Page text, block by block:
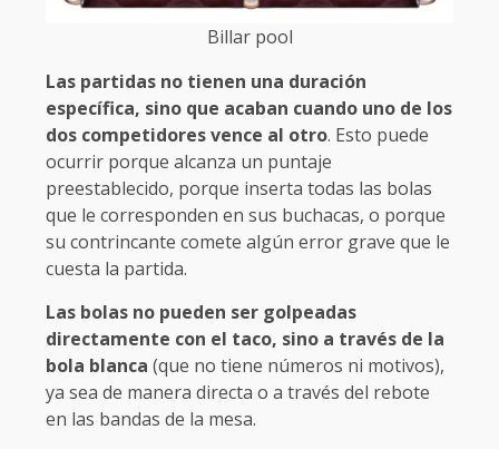
Billar pool
Las partidas no tienen una duración
específica, sino que acaban cuando uno de los
dos competidores vence al otro. Esto puede
ocurrir porque alcanza un puntaje
preestablecido, porque inserta todas las bolas
que le corresponden en sus buchacas, o porque
su contrincante comete algún error grave que le
cuesta la partida.
Las bolas no pueden ser golpeadas
directamente con el taco, sino a través de la
bola blanca (que no tiene números ni motivos),
ya sea de manera directa o a través del rebote
en las bandas de la mesa.